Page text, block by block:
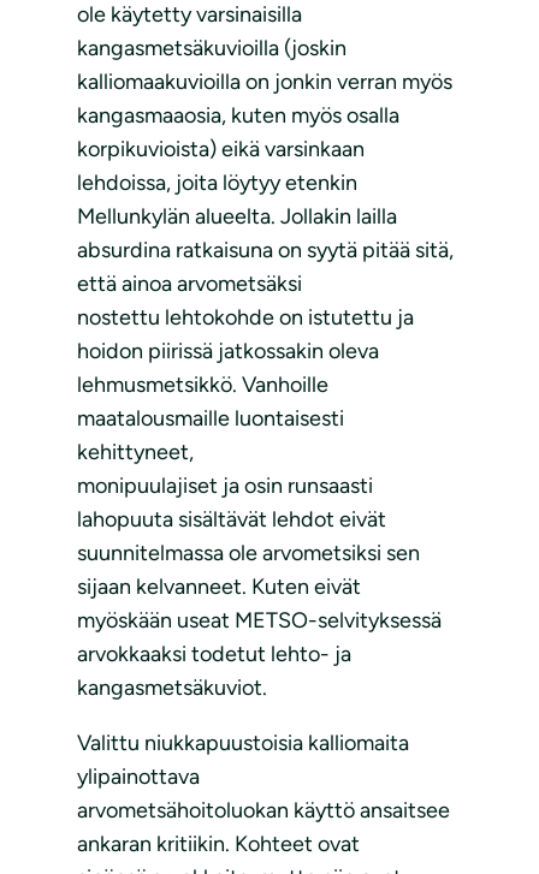
ole käytetty varsinaisilla
kangasmetsäkuvioilla (joskin
kalliomaakuvioilla on jonkin verran myös
kangasmaaosia, kuten myös osalla
korpikuvioista) eikä varsinkaan
lehdoissa, joita löytyy etenkin
Mellunkylän alueelta. Jollakin lailla
absurdina ratkaisuna on syytä pitää sitä,
että ainoa arvometsäksi
nostettu lehtokohde on istutettu ja
hoidon piirissä jatkossakin oleva
lehmusmetsikkö. Vanhoille
maatalousmaille luontaisesti
kehittyneet,
monipuulajiset ja osin runsaasti
lahopuuta sisältävät lehdot eivät
suunnitelmassa ole arvometsiksi sen
sijaan kelvanneet. Kuten eivät
myöskään useat METSO-selvityksessä
arvokkaaksi todetut lehto- ja
kangasmetsäkuviot.
Valittu niukkapuustoisia kalliomaita
ylipainottava
arvometsähoitoluokan käyttö ansaitsee
ankaran kritiikin. Kohteet ovat